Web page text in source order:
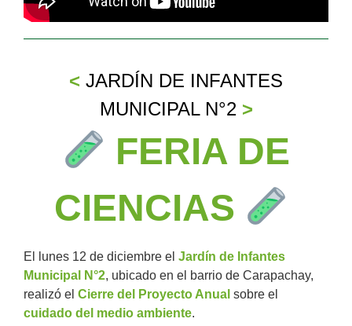
< JARDÍN DE INFANTES
MUNICIPAL N°2 >
FERIA DE
CIENCIAS
El lunes 12 de diciembre el Jardín de Infantes
Municipal N°2, ubicado en el barrio de Carapachay,
realizó el Cierre del Proyecto Anual sobre el
cuidado del medio ambiente.